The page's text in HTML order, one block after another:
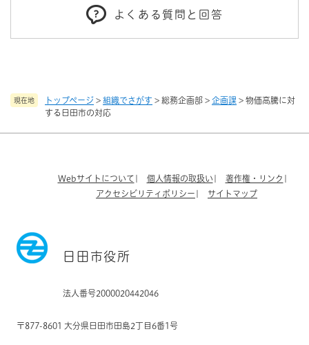
現在地 トップページ > 組織でさがす > 総務企画部 > 企画課 > 物価高騰に対
する日田市の対応
よくある質問と回答
Webサイトについて 個人情報の取扱い
著作権・リンク
アクセシビリティポリシー
サイトマップ
日田市役所
法人番号2000020442046
〒877-8601 大分県日田市田島2丁目6番1号